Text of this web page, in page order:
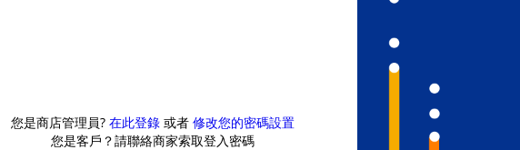
您是商店管理員? 在此登錄 或者 修改您的密碼設置
您是客戶？請聯絡商家索取登入密碼